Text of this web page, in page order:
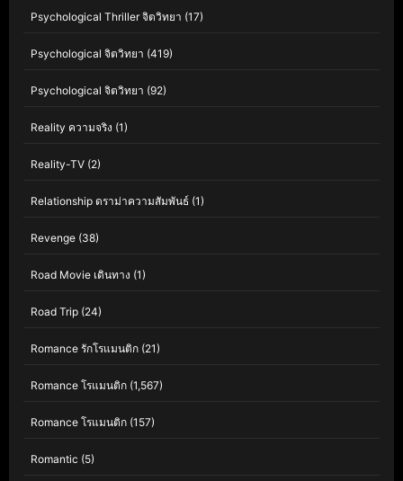
Psychological Thriller จิตวิทยา (17)
Psychological จิตวิทยา (419)
Psychological จิตวิทยา (92)
Reality ความจริง (1)
Reality-TV (2)
Relationship ดราม่าความสัมพันธ์ (1)
Revenge (38)
Road Movie เดินทาง (1)
Road Trip (24)
Romance รักโรแมนติก (21)
Romance โรแมนติก (1,567)
Romance โรแมนติก (157)
Romantic (5)